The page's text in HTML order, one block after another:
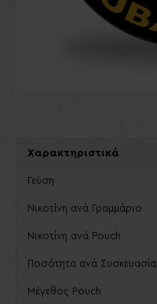
Χαρακτηριστικά
Γεύση
Νικοτίνη ανά Γραμμάριο
Νικοτίνη ανά Pouch
Ποσότητα ανά Συσκευασία
Μέγεθος Pouch